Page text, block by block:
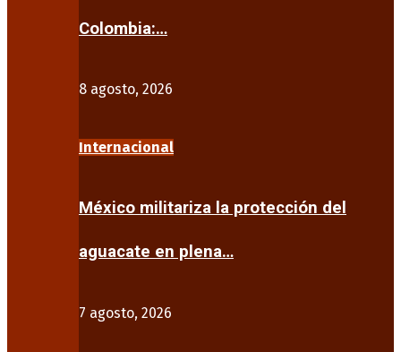
Colombia:…
8 agosto, 2026
Internacional
México militariza la protección del
aguacate en plena…
7 agosto, 2026